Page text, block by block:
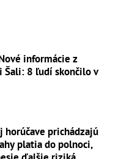
informácie z
Šali: 8 ľudí skončilo v
horúčave prichádzajú
platia do polnoci,